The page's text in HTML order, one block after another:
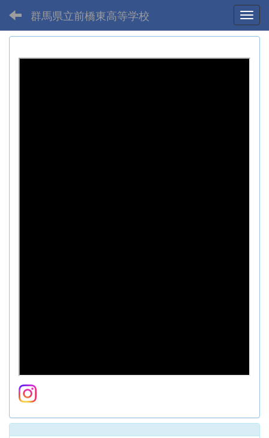
群馬県立前橋東高等学校